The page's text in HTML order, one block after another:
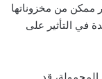
ممكن من مخزوناتها
في التأثير على